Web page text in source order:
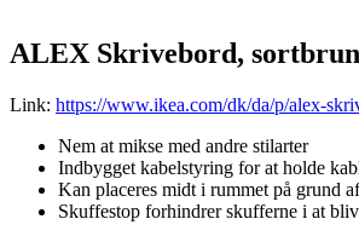
ALEX Skrivebord,
Link: https://www.ikea.com/dk/da/p/alex-
Nem at mikse med andre stilarter
Indbygget kabelstyring for at holde
Kan placeres midt i rummet på grund
Skuffestop forhindrer skufferne i at